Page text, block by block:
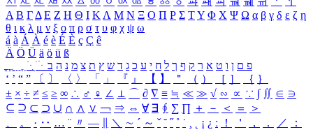
Α Β ΓΔ Ε Ζ Η Θ Ι ΚΛ Μ Ν Ξ Ο Π Ρ Σ ΤΥ Φ Χ Ψ Ω α β γ δ ε ζ η
θ ι κ λ μ ν ξ ο π ρ σ τ υ φ χ ψ ω
á à Á À é è É È ç Ç ê
Ä Ö Ü ä ö ü ß
ִֶֹ ֻּ ׁׂ פ ם ן ו ט א ר ק ף ך ל ח י ע כ ג ד ש ץ ת צ מ נ ה ב
‘ ’ “ ” 〔 〕 〈 〉 「 」 『 』 【 】 ＂ （ ） ［ ］ ｛ ｝
± × ÷ ≠ ≤ ≥ ∞ ∴ ♂ ♀ ∠ ⊥ ⌒ ∂ ∇ ≡ ≒ ≪ ≫ √ ∽ ∝ ∵ ∫ ∬ ∈ ∋
⊆ ⊇ ⊂ ⊃ ∪ ∩ ∧ ∨ ￢ ⇒ ⇔ ∀ ∃ ∮ ∑ ∏ ＋ － ＜ ＝
＞
、
。 · ‥ … ¨ 〃 ― ＼ ∼ ´ ～ ˇ ˘ ˝ ˚ ˙ ¸ ¡ ¿ ː ！ ＇ ， ． ／
：